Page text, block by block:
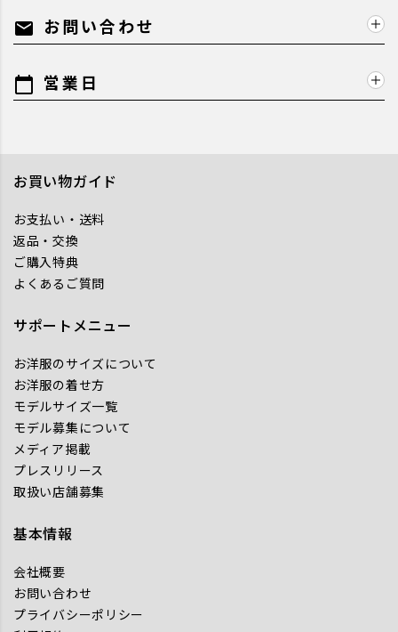
mail お問い合わせ
calendar_today 営業日
お買い物ガイド
お支払い・送料
返品・交換
ご購入特典
よくあるご質問
サポートメニュー
お洋服のサイズについて
お洋服の着せ方
モデルサイズ一覧
モデル募集について
メディア掲載
プレスリリース
取扱い店舗募集
基本情報
会社概要
お問い合わせ
プライバシーポリシー